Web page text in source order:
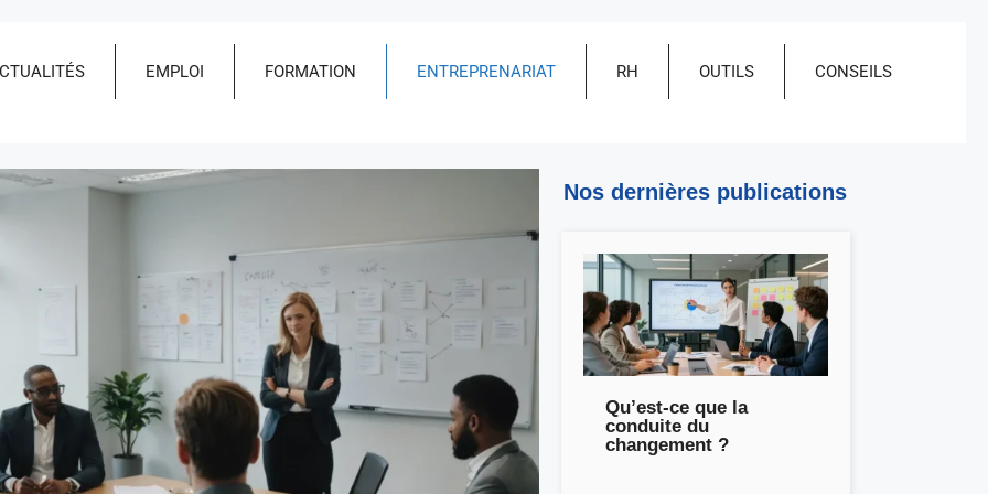
EMPLOI FORMATION ENTREPRENARIAT RH OUTILS CONSEILS
Nos dernières publications
Qu’est-ce que la
conduite du
changement ?